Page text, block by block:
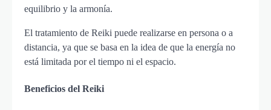
equilibrio y la armonía.
El tratamiento de Reiki puede realizarse en persona o a
distancia, ya que se basa en la idea de que la energía no
está limitada por el tiempo ni el espacio.
Beneficios del Reiki